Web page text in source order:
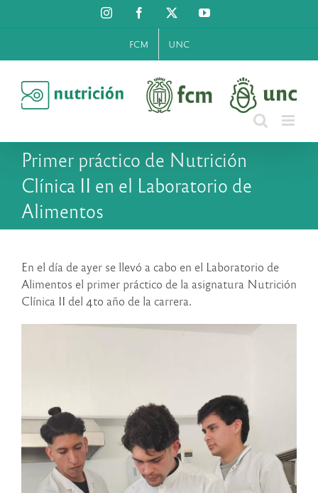
al
InstagramFacebook YouTube
FCM UNC
Primer práctico de Nutrición
Clínica II en el Laboratorio de
Alimentos
En el día de ayer se llevó a cabo en el Laboratorio de
Alimentos el primer práctico de la asignatura Nutrición
Clínica II del 4to año de la carrera.